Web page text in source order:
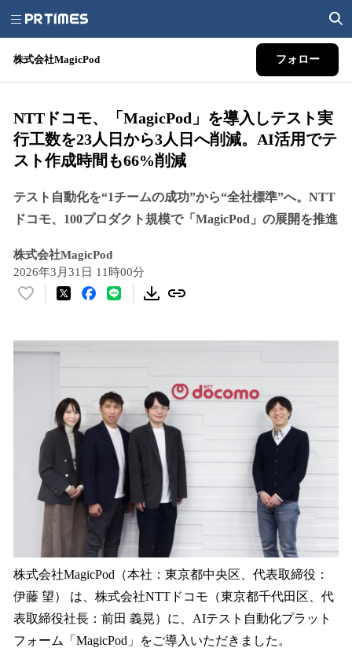
株式会社MagicPod フォロー
NTTドコモ、「MagicPod」を導入しテスト実
行工数を23人日から3人日へ削減。AI活用でテ
スト作成時間も66%削減
テスト自動化を“1チームの成功”から“全社標準”へ。NTT
ドコモ、100プロダクト規模で「MagicPod」の展開を推進
株式会社MagicPod
2026年3月31日 11時00分
い
！
す
株式会社MagicPod（本社：東京都中央区、代表取締役：
伊藤 望） は、株式会社NTTドコモ（東京都千代田区、代
表取締役社長：前田 義晃）に、AIテスト自動化プラット
フォーム「MagicPod」をご導入いただきました。